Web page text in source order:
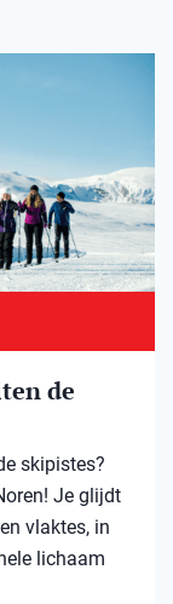
de
skipistes?
Je glijdt
vlaktes, in
lichaam